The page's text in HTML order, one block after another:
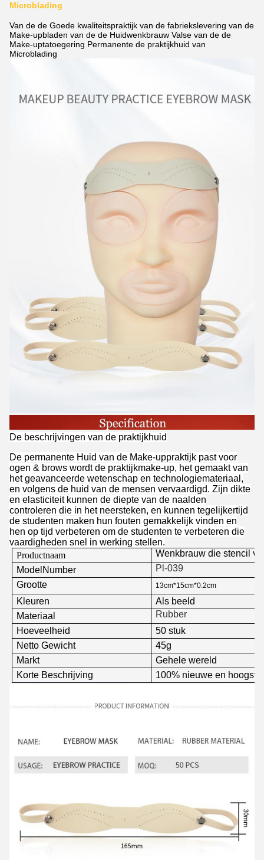
Microblading
Van de de Goede kwaliteitspraktijk van de fabriekslevering van de
Make-upbladen van de de Huidwenkbrauw Valse van de de
Make-uptatoegering Permanente de praktijkhuid van
Microblading
De beschrijvingen van de praktijkhuid
De permanente Huid van de Make-uppraktijk past voor
ogen & brows wordt de praktijkmake-up, het gemaakt van
het geavanceerde wetenschap en technologiemateriaal,
en volgens de huid van de mensen vervaardigd. Zijn dikte
en elasticiteit kunnen de diepte van de naalden
controleren die in het neersteken, en kunnen tegelijkertijd
de studenten maken hun fouten gemakkelijk vinden en
hen op tijd verbeteren om de studenten te verbeteren die
vaardigheden snel in werking stellen.
Productnaam
Wenkbrauw die stencil
ModelNumber
Pl-039
Grootte
13cm*15cm*0.2cm
Kleuren
Als beeld
Materiaal
Rubber
Hoeveelheid
50 stuk
Netto Gewicht
45g
Markt
Gehele wereld
Korte Beschrijving
100% nieuwe en